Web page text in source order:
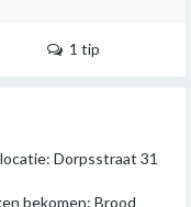
1 tip
Dorpsstraat 31
bekomen: Brood